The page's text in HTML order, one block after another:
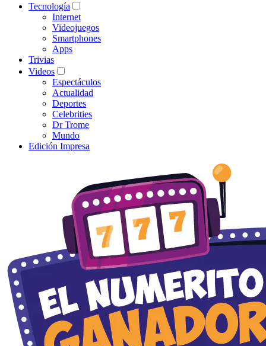
Tecnología
Internet
Videojuegos
Smartphones
Apps
Trivias
Videos
Espectáculos
Actualidad
Deportes
Celebrities
Dr Trome
Mundo
Edición Impresa